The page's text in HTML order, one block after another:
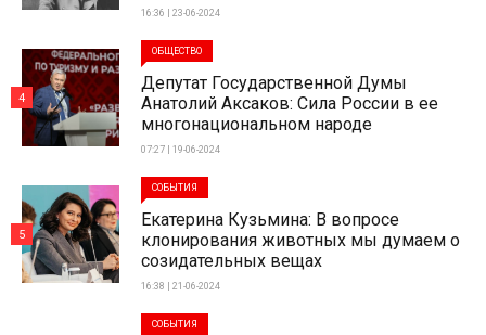
16:36 | 23-06-2024
ОБЩЕСТВО
Депутат Государственной Думы
Анатолий Аксаков: Сила России в ее
многонациональном народе
07:27 | 19-06-2024
4
СОБЫТИЯ
Екатерина Кузьмина: В вопросе
клонирования животных мы думаем о
созидательных вещах
16:38 | 21-06-2024
5
СОБЫТИЯ